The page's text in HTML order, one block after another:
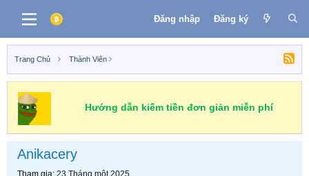
Đăng nhập Đăng ký
Trang Chủ Thành Viên
Hướng dẫn kiếm tiền đơn giản miễn phí
Anikacery
Tham gia 23 Tháng một 2025